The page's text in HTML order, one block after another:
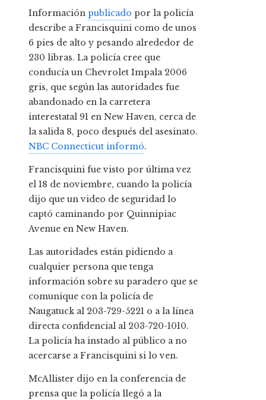
Información publicado por la policía
describe a Francisquini como de unos
6 pies de alto y pesando alrededor de
230 libras. La policía cree que
conducía un Chevrolet Impala 2006
gris, que según las autoridades fue
abandonado en la carretera
interestatal 91 en New Haven, cerca de
la salida 8, poco después del asesinato.
NBC Connecticut informó.
Francisquini fue visto por última vez
el 18 de noviembre, cuando la policía
dijo que un video de seguridad lo
captó caminando por Quinnipiac
Avenue en New Haven.
Las autoridades están pidiendo a
cualquier persona que tenga
información sobre su paradero que se
comunique con la policía de
Naugatuck al 203-729-5221 o a la línea
directa confidencial al 203-720-1010.
La policía ha instado al público a no
acercarse a Francisquini si lo ven.
McAllister dijo en la conferencia de
prensa que la policía llegó a la